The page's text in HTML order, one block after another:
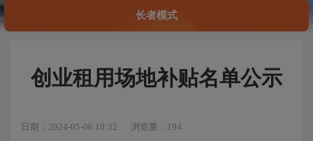
长者模式
创业租用场地补贴名单公示
日期：2024-05-06 10:32 浏览量：194